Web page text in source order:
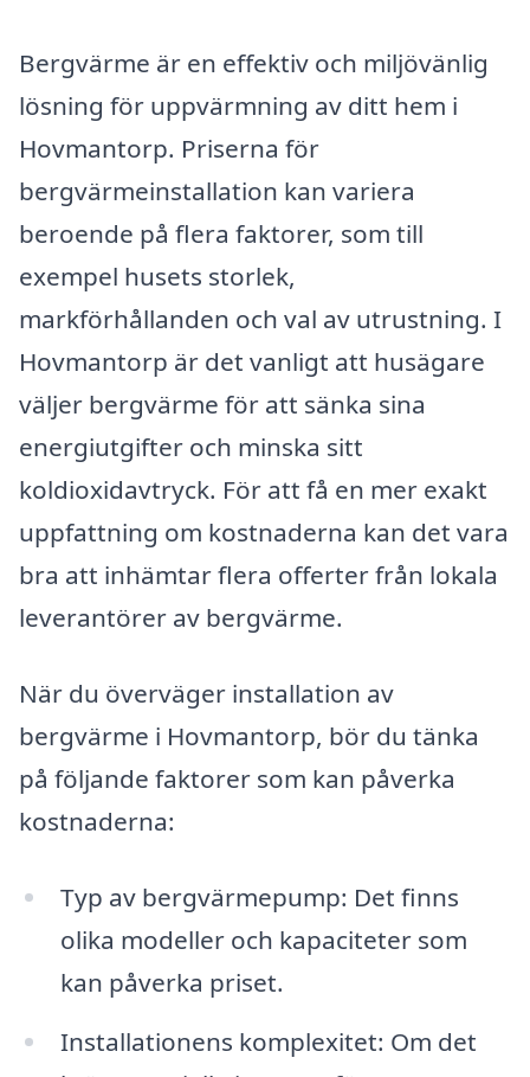
Bergvärme är en effektiv och miljövänlig
lösning för uppvärmning av ditt hem i
Hovmantorp. Priserna för
bergvärmeinstallation kan variera
beroende på flera faktorer, som till
exempel husets storlek,
markförhållanden och val av utrustning. I
Hovmantorp är det vanligt att husägare
väljer bergvärme för att sänka sina
energiutgifter och minska sitt
koldioxidavtryck. För att få en mer exakt
uppfattning om kostnaderna kan det vara
bra att inhämtar flera offerter från lokala
leverantörer av bergvärme.
När du överväger installation av
bergvärme i Hovmantorp, bör du tänka
på följande faktorer som kan påverka
kostnaderna:
Typ av bergvärmepump: Det finns
olika modeller och kapaciteter som
kan påverka priset.
Installationens komplexitet: Om det